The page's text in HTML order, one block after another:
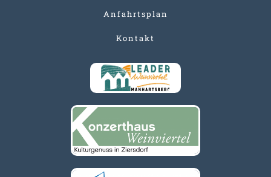
Anfahrtsplan
Kontakt